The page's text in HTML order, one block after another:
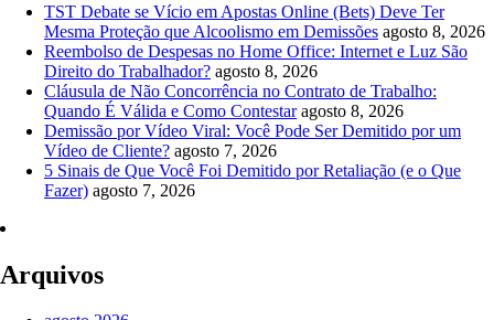
TST Debate se Vício em Apostas Online (Bets) Deve Ter
Mesma Proteção que Alcoolismo em Demissões agosto 8, 2026
Reembolso de Despesas no Home Office: Internet e Luz São
Direito do Trabalhador? agosto 8, 2026
Cláusula de Não Concorrência no Contrato de Trabalho:
Quando É Válida e Como Contestar agosto 8, 2026
Demissão por Vídeo Viral: Você Pode Ser Demitido por um
Vídeo de Cliente? agosto 7, 2026
5 Sinais de Que Você Foi Demitido por Retaliação (e o Que
Fazer) agosto 7, 2026
Arquivos